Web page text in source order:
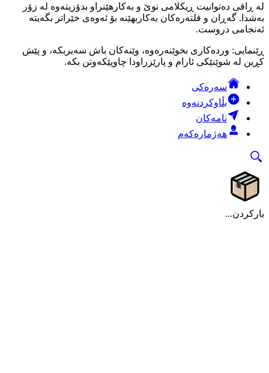
لە ڕاقی دەتوانیت ڕیکلامی نوێ و بەکارهێنراو بدۆزیتەوە لە زۆر
بەشدا. گەڕان و فلتەرەکان بەکاربهێنە بۆ ئەوەی خێراتر بگەیتە
ئەنجامی دروست.
ڕێنمایی: وردەکاری بخوێنەرەوە، وێنەکان باش سەیربکە، و پێش
کڕین لە شوێنێکی ئارام و پارێزراودا چاوپێکەوتن بکە.
سەرەکی
بڵاوکردنەوە
نامەکان
هەژمارەکەم
بارکردن...